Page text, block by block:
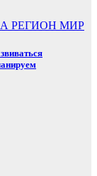
РЕГИОН МИР